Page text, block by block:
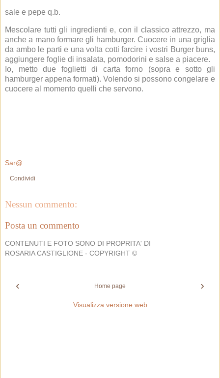
sale e pepe q.b.
Mescolare tutti gli ingredienti e, con il classico attrezzo, ma
anche a mano formare gli hamburger. Cuocere in una griglia
da ambo le parti e una volta cotti farcire i vostri Burger buns,
aggiungere foglie di insalata, pomodorini e salse a piacere.
Io, metto due foglietti di carta forno (sopra e sotto gli
hamburger appena formati). Volendo si possono congelare e
cuocere al momento quelli che servono.
Sar@
Condividi
Nessun commento:
Posta un commento
CONTENUTI E FOTO SONO DI PROPRITA' DI
ROSARIA CASTIGLIONE - COPYRIGHT ©
‹ ›
Home page
Visualizza versione web